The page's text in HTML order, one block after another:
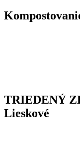
TRIEDENÝ
Lieskové